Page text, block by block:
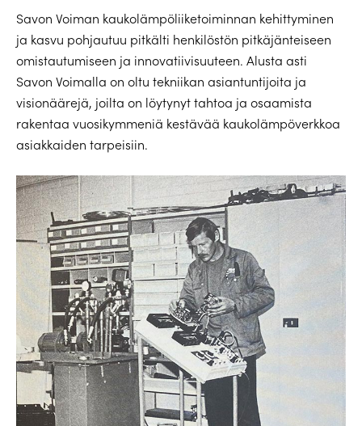
Savon Voiman kaukolämpöliiketoiminnan kehittyminen
ja kasvu pohjautuu pitkälti henkilöstön pitkäjänteiseen
omistautumiseen ja innovatiivisuuteen. Alusta asti
Savon Voimalla on oltu tekniikan asiantuntijoita ja
visionäärejä, joilta on löytynyt tahtoa ja osaamista
rakentaa vuosikymmeniä kestävää kaukolämpöverkkoa
asiakkaiden tarpeisiin.